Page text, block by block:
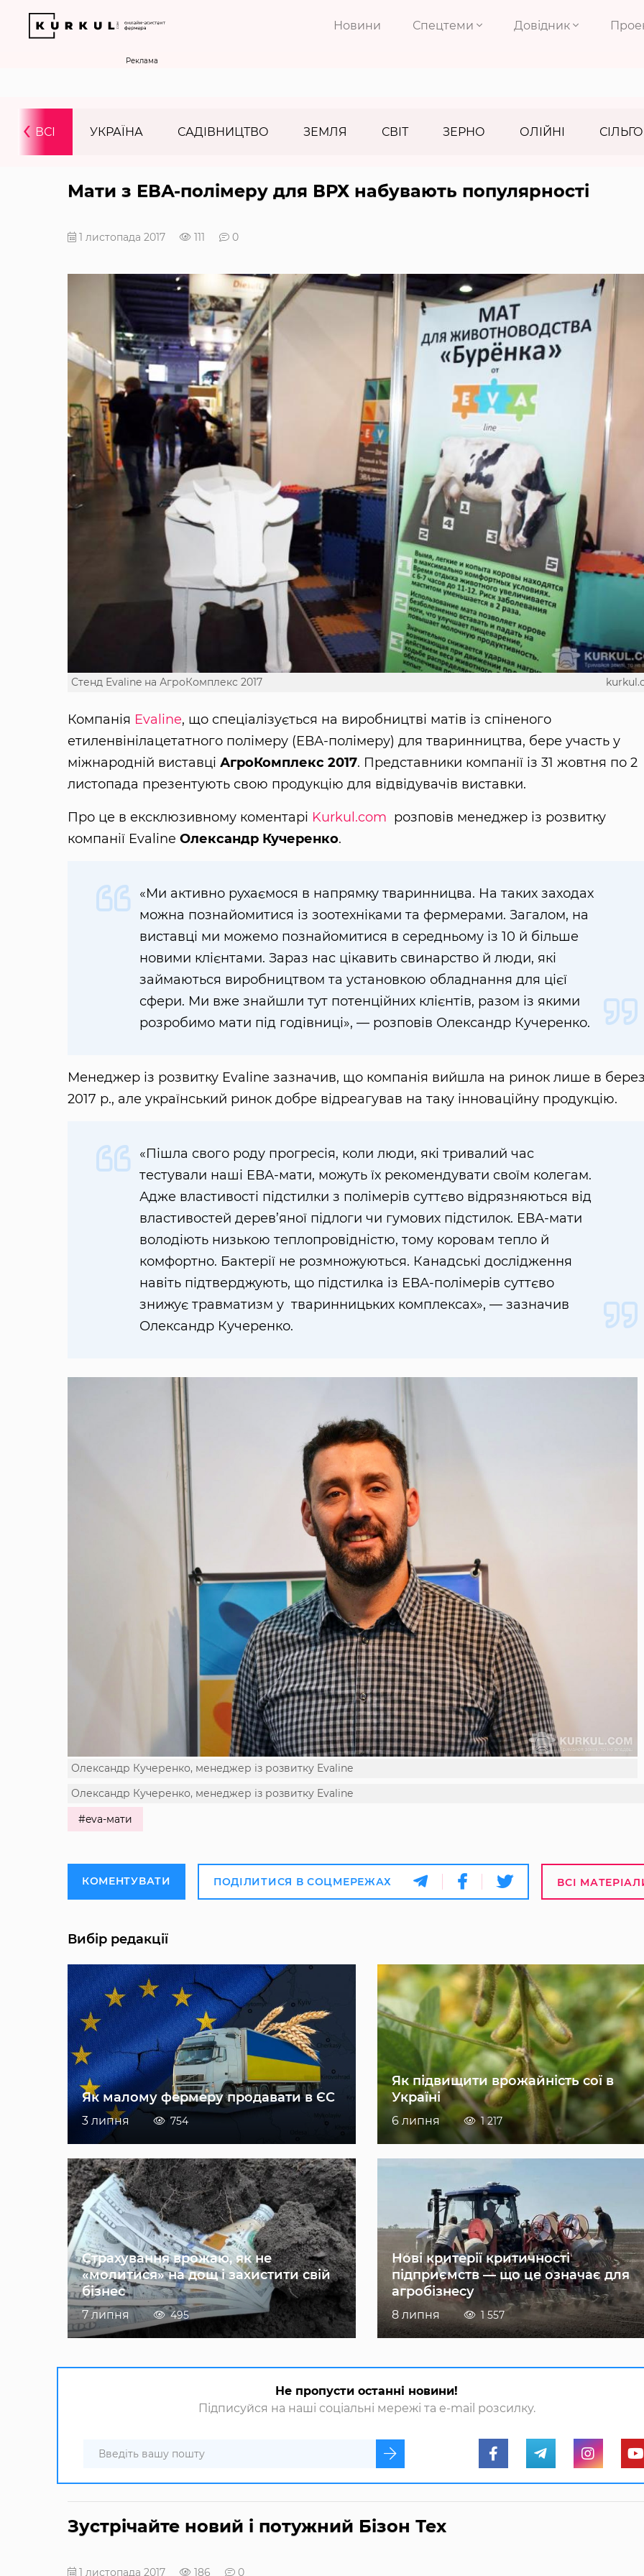
Новини Спецтеми Довідник
Реклама
ВСІ УКРАЇНА САДІВНИЦТВО ЗЕМЛЯ СВІТ ЗЕРНО ОЛІЙНІ
‹
Мати з ЕВА-полімеру для ВРХ набувають популярності
1 листопада 2017 111 0
Стенд Evaline на АгроКомплекс 2017
Компанія Evaline, що спеціалізується на виробництві матів із спіненого
етиленвінілацетатного полімеру (ЕВА-полімеру) для тваринництва, бере участь у
міжнародній виставці АгроКомплекс 2017. Представники компанії із 31 жовтня по 2
листопада презентують свою продукцію для відвідувачів виставки.
Про це в ексклюзивному коментарі Kurkul.com розповів менеджер із розвитку
компанії Evaline Олександр Кучеренко.
«Ми активно рухаємося в напрямку тваринницва. На таких заходах
можна познайомитися із зоотехніками та фермерами. Загалом, на
виставці ми можемо познайомитися в середньому із 10 й більше
новими клієнтами. Зараз нас цікавить свинарство й люди, які
займаються виробництвом та установкою обладнання для цієї
сфери. Ми вже знайшли тут потенційних клієнтів, разом із якими
розробимо мати під годівниці», — розповів Олександр Кучеренко.
Менеджер із розвитку Evaline зазначив, що компанія вийшла на ринок лише в
2017 р., але український ринок добре відреагував на таку інноваційну продукцію.
«Пішла свого роду прогресія, коли люди, які тривалий час
тестували наші ЕВА-мати, можуть їх рекомендувати своїм колегам.
Адже властивості підстилки з полімерів суттєво відрязняються від
властивостей дерев’яної підлоги чи гумових підстилок. ЕВА-мати
володіють низькою теплопровідністю, тому коровам тепло й
комфортно. Бактерії не розмножуються. Канадські дослідження
навіть підтверджують, що підстилка із ЕВА-полімерів суттєво
знижує травматизм у тваринницьких комплексах», — зазначив
Олександр Кучеренко.
Олександр Кучеренко, менеджер із розвитку Evaline
Олександр Кучеренко, менеджер із розвитку Evaline
#eva-мати
КОМЕНТУВАТИ ПОДІЛИТИСЯ В СОЦМЕРЕЖАХ ВСІ
Вибір редакції
Як малому фермеру продавати в ЄС
3 липня 754
Як підвищити врожайність сої в
Україні
6 липня 1 217
Страхування врожаю, як не
«молитися» на дощ і захистити свій
бізнес
7 липня 495
Нові критерії критичності
підприємств — що це означає для
агробізнесу
8 липня 1 557
Не пропусти останні новини!
Підписуйся на наші соціальні мережі та e-mail розсилку.
Зустрічайте новий і потужний Бізон Тех
1 листопада 2017 186 0